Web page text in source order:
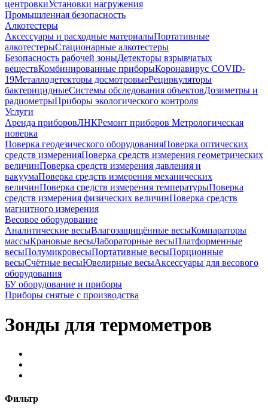
центровкиУстановки нагружения
Промышленная безопасность
Алкотестеры
Аксессуары и расходные материалыПортативные
алкотестерыСтационарные алкотестеры
Безопасность рабочей зоныДетекторы взрывчатых
веществКомбинированные приборыКоронавирус COVID-
19Металлодетекторы досмотровыеРециркуляторы
бактерицидныеСистемы обследования объектовДозиметры и
радиометрыПриборы экологического контроля
Услуги
Аренда приборовЛНКРемонт приборов Метрологическая
поверка
Поверка геодезического оборудованияПоверка оптических
средств измеренияПоверка средств измерения геометрических
величинПоверка средств измерения давления и
вакуумаПоверка средств измерения механических
величинПоверка средств измерения температурыПоверка
средств измерения физических величинПоверка средств
магнитного измерения
Весовое оборудование
Аналитические весыВлагозащищённые весыКомпараторы
массыКрановые весыЛабораторные весыПлатформенные
весыПолумикровесыПортативные весыПорционные
весыСчётные весыЮвелирные весыАксессуары для весового
оборудования
БУ оборудование и приборы
Приборы снятые с производства
Зонды для термометров
Фильтр